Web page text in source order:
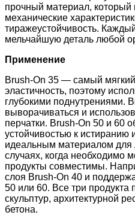
прочный материал,
механические
тиражеустойчивость.
мельчайшую деталь любой
Применение
Brush-On 35 — самый
эластичность, поэтому
глубокими поднутрениями.
выворачиваться и
перчатки. Brush-On 50 и 60
устойчивостью к истиранию
идеальным материалом для
случаях, когда необходимо
продукты совместимы.
слоя Brush-On 40 и
50 или 60. Все три продукта
скульптур, архитектурной
бетона.